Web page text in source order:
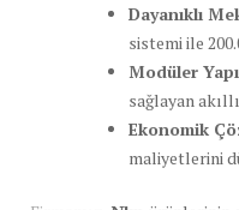
Dayanıklı
sistemi ile
Modüler
sağlayan
Ekonomik
maliyetlerini